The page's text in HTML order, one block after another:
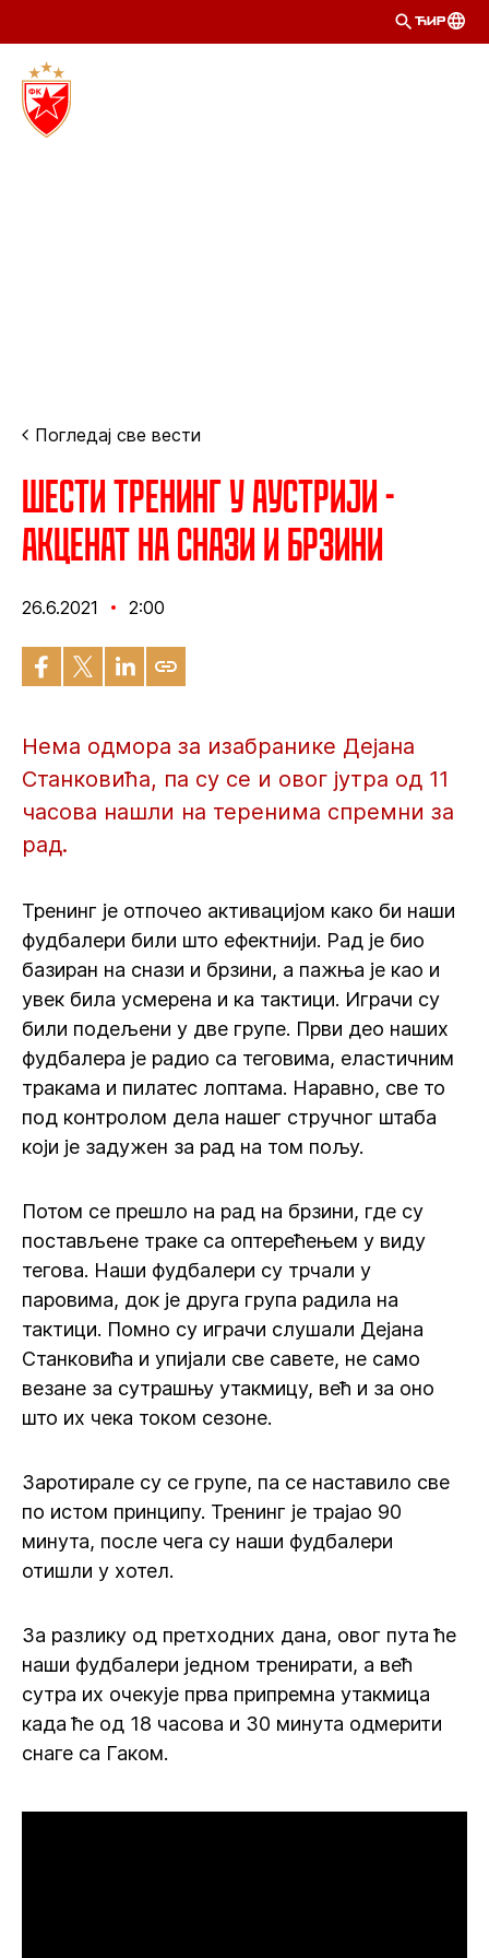
ЋИР
Погледај све вести
Шести тренинг у Аустрији -
Акценат на снази и брзини
26.6.2021 2:00
Нема одмора за изабранике Дејана
Станковића, па су се и овог јутра од 11
часова нашли на теренима спремни за
рад.
Тренинг је отпочео активацијом како би наши
фудбалери били што ефектнији. Рад је био
базиран на снази и брзини, а пажња је као и
увек била усмерена и ка тактици. Играчи су
били подељени у две групе. Први део наших
фудбалера је радио са теговима, еластичним
тракама и пилатес лоптама. Наравно, све то
под контролом дела нашег стручног штаба
који је задужен за рад на том пољу.
Потом се прешло на рад на брзини, где су
постављене траке са оптерећењем у виду
тегова. Наши фудбалери су трчали у
паровима, док је друга група радила на
тактици. Помно су играчи слушали Дејана
Станковића и упијали све савете, не само
везане за сутрашњу утакмицу, већ и за оно
што их чека током сезоне.
Заротирале су се групе, па се наставило све
по истом принципу. Тренинг је трајао 90
минута, после чега су наши фудбалери
отишли у хотел.
За разлику од претходних дана, овог пута ће
наши фудбалери једном тренирати, а већ
сутра их очекује прва припремна утакмица
када ће од 18 часова и 30 минута одмерити
снаге са Гаком.